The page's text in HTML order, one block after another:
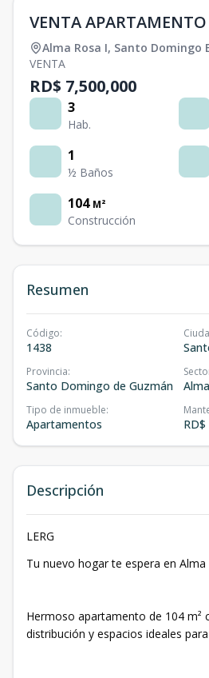
VENTA
Alma Rosa I, Santo Domingo
VENTA
RD$ 7,500,000
3
Hab.
1
½ Baños
104 M²
Construcción
Resumen
Código:
1438
Provincia:
Santo Domingo de Guzmán
Tipo de inmueble:
Apartamentos
Descripción
LERG
Tu nuevo hogar te espera en Alma
Hermoso apartamento de 104 m²
distribución y espacios ideales